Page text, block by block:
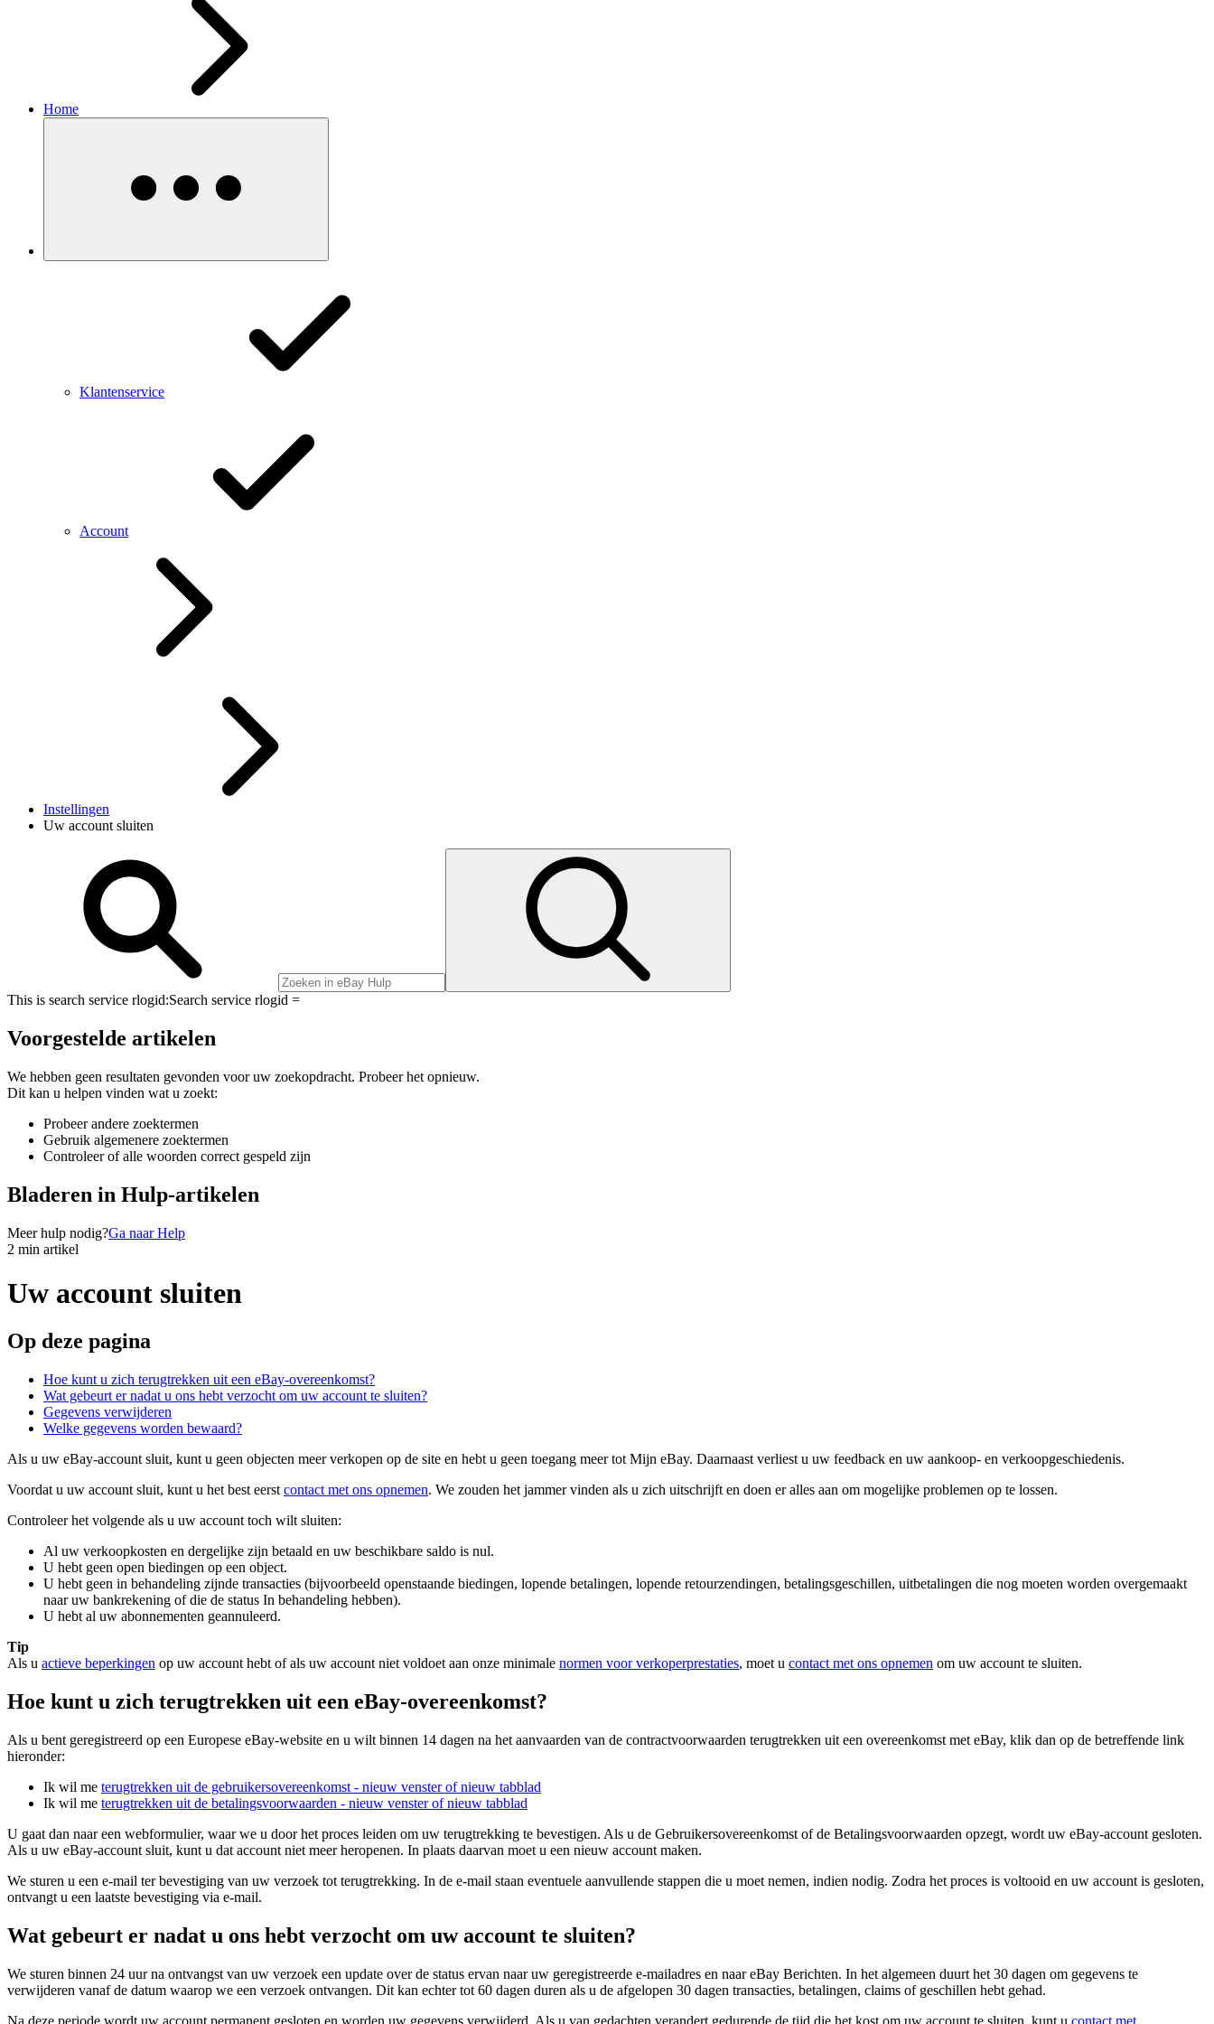
Home
Klantenservice
Account
Instellingen
Uw account sluiten
This is search service rlogid:Search service rlogid =
Voorgestelde artikelen
We hebben geen resultaten gevonden voor uw zoekopdracht. Probeer het opnieuw.
Dit kan u helpen vinden wat u zoekt:
Probeer andere zoektermen
Gebruik algemenere zoektermen
Controleer of alle woorden correct gespeld zijn
Bladeren in Hulp-artikelen
Meer hulp nodig?Ga naar Help
2 min artikel
Uw account sluiten
Op deze pagina
Hoe kunt u zich terugtrekken uit een eBay-overeenkomst?
Wat gebeurt er nadat u ons hebt verzocht om uw account te sluiten?
Gegevens verwijderen
Welke gegevens worden bewaard?
Als u uw eBay-account sluit, kunt u geen objecten meer verkopen op de site en hebt u geen toegang meer tot Mijn eBay. Daarnaast verliest u uw feedback en uw aankoop- en verkoopgeschiedenis.
Voordat u uw account sluit, kunt u het best eerst contact met ons opnemen. We zouden het jammer vinden als u zich uitschrijft en doen er alles aan om mogelijke problemen op te lossen.
Controleer het volgende als u uw account toch wilt sluiten:
Al uw verkoopkosten en dergelijke zijn betaald en uw beschikbare saldo is nul.
U hebt geen open biedingen op een object.
U hebt geen in behandeling zijnde transacties (bijvoorbeeld openstaande biedingen, lopende betalingen, lopende retourzendingen, betalingsgeschillen, uitbetalingen die nog moeten worden overgemaakt
naar uw bankrekening of die de status In behandeling hebben).
U hebt al uw abonnementen geannuleerd.
Tip
Als u actieve beperkingen op uw account hebt of als uw account niet voldoet aan onze minimale normen voor verkoperprestaties, moet u contact met ons opnemen om uw account te sluiten.
Hoe kunt u zich terugtrekken uit een eBay-overeenkomst?
Als u bent geregistreerd op een Europese eBay-website en u wilt binnen 14 dagen na het aanvaarden van de contractvoorwaarden terugtrekken uit een overeenkomst met eBay, klik dan op de betreffende link
hieronder:
Ik wil me terugtrekken uit de gebruikersovereenkomst - nieuw venster of nieuw tabblad
Ik wil me terugtrekken uit de betalingsvoorwaarden - nieuw venster of nieuw tabblad
U gaat dan naar een webformulier, waar we u door het proces leiden om uw terugtrekking te bevestigen. Als u de Gebruikersovereenkomst of de Betalingsvoorwaarden opzegt, wordt uw eBay-account gesloten.
Als u uw eBay-account sluit, kunt u dat account niet meer heropenen. In plaats daarvan moet u een nieuw account maken.
We sturen u een e-mail ter bevestiging van uw verzoek tot terugtrekking. In de e-mail staan eventuele aanvullende stappen die u moet nemen, indien nodig. Zodra het proces is voltooid en uw account is gesloten,
ontvangt u een laatste bevestiging via e-mail.
Wat gebeurt er nadat u ons hebt verzocht om uw account te sluiten?
We sturen binnen 24 uur na ontvangst van uw verzoek een update over de status ervan naar uw geregistreerde e-mailadres en naar eBay Berichten. In het algemeen duurt het 30 dagen om gegevens te
verwijderen vanaf de datum waarop we een verzoek ontvangen. Dit kan echter tot 60 dagen duren als u de afgelopen 30 dagen transacties, betalingen, claims of geschillen hebt gehad.
Na deze periode wordt uw account permanent gesloten en worden uw gegevens verwijderd. Als u van gedachten verandert gedurende de tijd die het kost om uw account te sluiten, kunt u contact met